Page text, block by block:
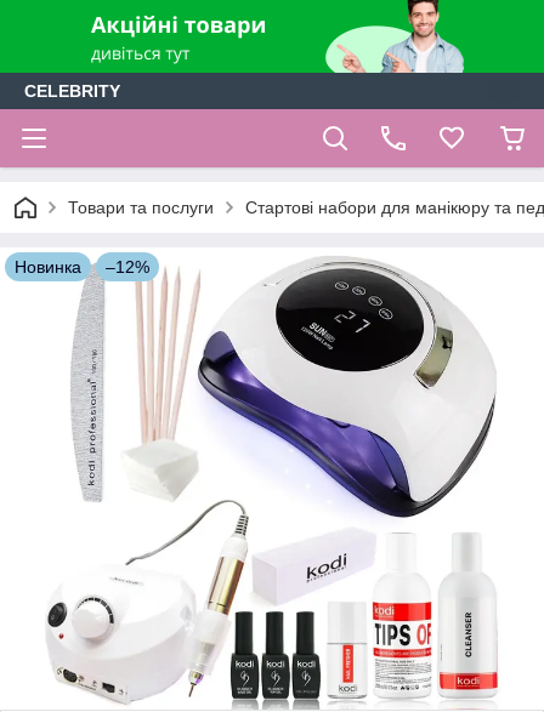
CELEBRITY
Товари та послуги Стартові набори для манікюру та
Новинка –12%